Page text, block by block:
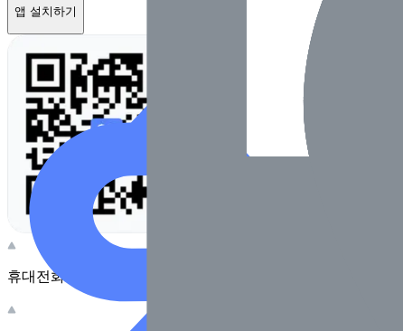
앱 설치하기
휴대전화 카메라로 찍어보세요